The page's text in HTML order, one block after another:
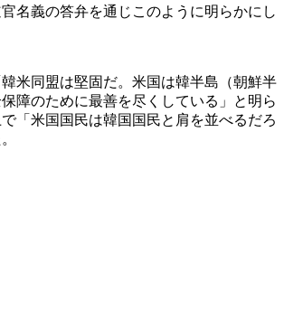
名義の答弁を通じこのように明らかにし
米同盟は堅固だ。米国は韓半島（朝鮮半
障のために最善を尽くしている」と明ら
「米国国民は韓国国民と肩を並べるだろ